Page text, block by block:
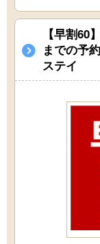
【早割60
までの予
ステイ